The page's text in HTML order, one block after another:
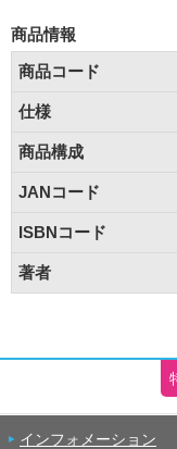
商品情報
商品コード
仕様
商品構成
JANコード
ISBNコード
著者
インフォメーション